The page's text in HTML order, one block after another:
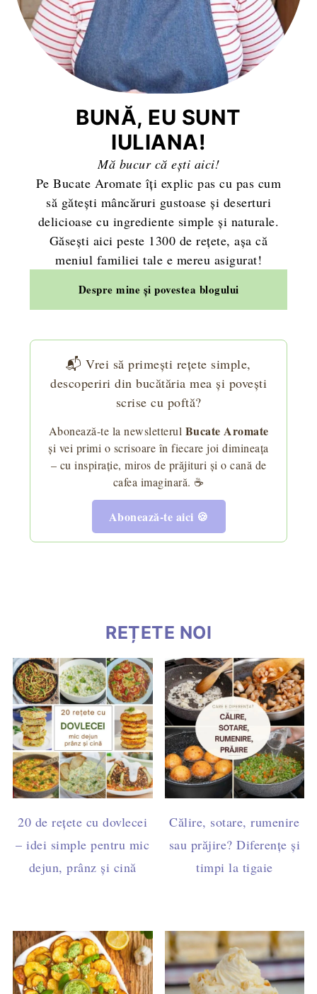
BUNĂ, EU SUNT
IULIANA!
Mă bucur că ești aici!
Pe Bucate Aromate îți explic pas cu pas cum
să gătești mâncăruri gustoase și deserturi
delicioase cu ingrediente simple și naturale.
Găsești aici peste 1300 de rețete, așa că
meniul familiei tale e mereu asigurat!
Despre mine și povestea blogului
📬 Vrei să primești rețete simple,
descoperiri din bucătăria mea și povești
scrise cu poftă?
Abonează-te la newsletterul Bucate Aromate
și vei primi o scrisoare în fiecare joi dimineața
– cu inspirație, miros de prăjituri și o cană de
cafea imaginară. ☕
Abonează-te aici 🍪
REȚETE NOI
20 de rețete cu dovlecei
– idei simple pentru mic
dejun, prânz și cină
Călire, sotare, rumenire
sau prăjire? Diferențe și
timpi la tigaie